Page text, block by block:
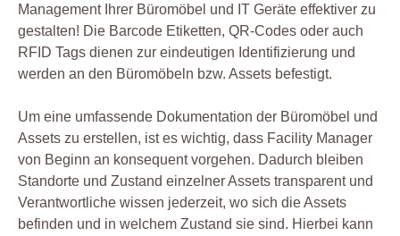
Management Ihrer Büromöbel und IT Geräte effektiver zu
gestalten! Die Barcode Etiketten, QR-Codes oder auch
RFID Tags dienen zur eindeutigen Identifizierung und
werden an den Büromöbeln bzw. Assets befestigt.
Um eine umfassende Dokumentation der Büromöbel und
Assets zu erstellen, ist es wichtig, dass Facility Manager
von Beginn an konsequent vorgehen. Dadurch bleiben
Standorte und Zustand einzelner Assets transparent und
Verantwortliche wissen jederzeit, wo sich die Assets
befinden und in welchem Zustand sie sind. Hierbei kann